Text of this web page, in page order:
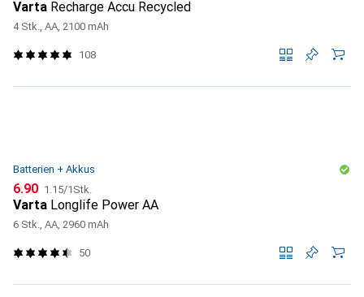
Varta Recharge Accu Recycled
4 Stk., AA, 2100 mAh
108
Batterien + Akkus
CHF
6.90 CHF
1.15/1Stk.
Varta Longlife Power AA
6 Stk., AA, 2960 mAh
50